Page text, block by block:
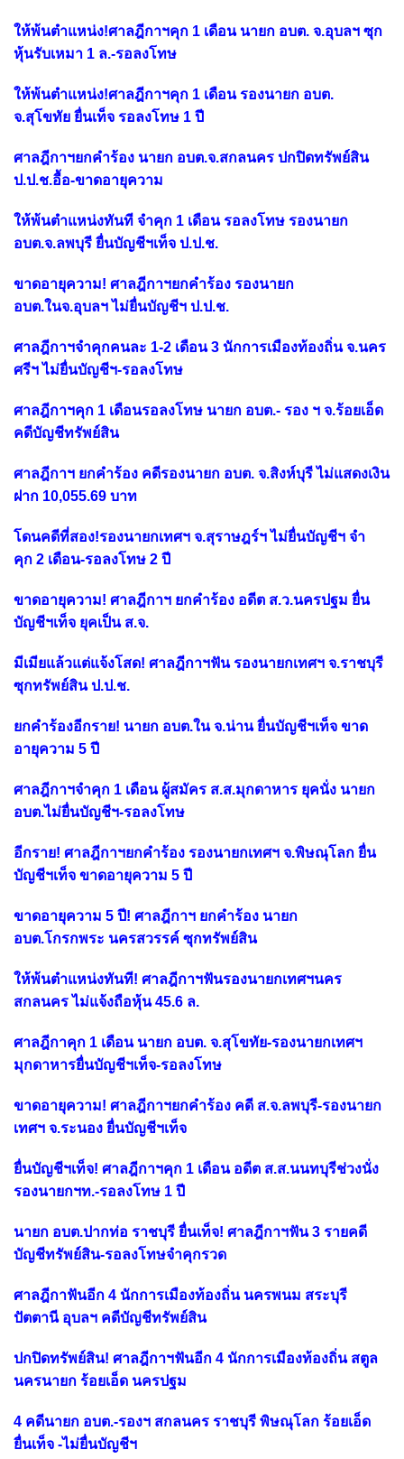
ให้พ้นตำแหน่ง!ศาลฎีกาฯคุก 1 เดือน นายก อบต. จ.อุบลฯ ซุก
หุ้นรับเหมา 1 ล.-รอลงโทษ
ให้พ้นตำแหน่ง!ศาลฎีกาฯคุก 1 เดือน รองนายก อบต.
จ.สุโขทัย ยื่นเท็จ รอลงโทษ 1 ปี
ศาลฎีกาฯยกคำร้อง นายก อบต.จ.สกลนคร ปกปิดทรัพย์สิน
ป.ป.ช.อื้อ-ขาดอายุความ
ให้พ้นตำแหน่งทันที จำคุก 1 เดือน รอลงโทษ รองนายก
อบต.จ.ลพบุรี ยื่นบัญชีฯเท็จ ป.ป.ช.
ขาดอายุความ! ศาลฎีกาฯยกคำร้อง รองนายก
อบต.ในจ.อุบลฯ ไม่ยื่นบัญชีฯ ป.ป.ช.
ศาลฎีกาฯจำคุกคนละ 1-2 เดือน 3 นักการเมืองท้องถิ่น จ.นคร
ศรีฯ ไม่ยื่นบัญชีฯ-รอลงโทษ
ศาลฎีกาฯคุก 1 เดือนรอลงโทษ นายก อบต.- รอง ฯ จ.ร้อยเอ็ด
คดีบัญชีทรัพย์สิน
ศาลฎีกาฯ ยกคำร้อง คดีรองนายก อบต. จ.สิงห์บุรี ไม่แสดงเงิน
ฝาก 10,055.69 บาท
โดนคดีที่สอง!รองนายกเทศฯ จ.สุราษฎร์ฯ ไม่ยื่นบัญชีฯ จำ
คุก 2 เดือน-รอลงโทษ 2 ปี
ขาดอายุความ! ศาลฎีกาฯ ยกคำร้อง อดีต ส.ว.นครปฐม ยื่น
บัญชีฯเท็จ ยุคเป็น ส.จ.
มีเมียแล้วแต่แจ้งโสด! ศาลฎีกาฯฟัน รองนายกเทศฯ จ.ราชบุรี
ซุกทรัพย์สิน ป.ป.ช.
ยกคำร้องอีกราย! นายก อบต.ใน จ.น่าน ยื่นบัญชีฯเท็จ ขาด
อายุความ 5 ปี
ศาลฎีกาฯจำคุก 1 เดือน ผู้สมัคร ส.ส.มุกดาหาร ยุคนั่ง นายก
อบต.ไม่ยื่นบัญชีฯ-รอลงโทษ
อีกราย! ศาลฎีกาฯยกคำร้อง รองนายกเทศฯ จ.พิษณุโลก ยื่น
บัญชีฯเท็จ ขาดอายุความ 5 ปี
ขาดอายุความ 5 ปี! ศาลฎีกาฯ ยกคำร้อง นายก
อบต.โกรกพระ นครสวรรค์ ซุกทรัพย์สิน
ให้พ้นตำแหน่งทันที! ศาลฎีกาฯฟันรองนายกเทศฯนคร
สกลนคร ไม่แจ้งถือหุ้น 45.6 ล.
ศาลฎีกาคุก 1 เดือน นายก อบต. จ.สุโขทัย-รองนายกเทศฯ
มุกดาหารยื่นบัญชีฯเท็จ-รอลงโทษ
ขาดอายุความ! ศาลฎีกาฯยกคำร้อง คดี ส.จ.ลพบุรี-รองนายก
เทศฯ จ.ระนอง ยื่นบัญชีฯเท็จ
ยื่นบัญชีฯเท็จ! ศาลฎีกาฯคุก 1 เดือน อดีต ส.ส.นนทบุรีช่วงนั่ง
รองนายกฯท.-รอลงโทษ 1 ปี
นายก อบต.ปากท่อ ราชบุรี ยื่นเท็จ! ศาลฎีกาฯฟัน 3 รายคดี
บัญชีทรัพย์สิน-รอลงโทษจำคุกรวด
ศาลฎีกาฟันอีก 4 นักการเมืองท้องถิ่น นครพนม สระบุรี
ปัตตานี อุบลฯ คดีบัญชีทรัพย์สิน
ปกปิดทรัพย์สิน! ศาลฎีกาฯฟันอีก 4 นักการเมืองท้องถิ่น สตูล
นครนายก ร้อยเอ็ด นครปฐม
4 คดีนายก อบต.-รองฯ สกลนคร ราชบุรี พิษณุโลก ร้อยเอ็ด
ยื่นเท็จ -ไม่ยื่นบัญชีฯ